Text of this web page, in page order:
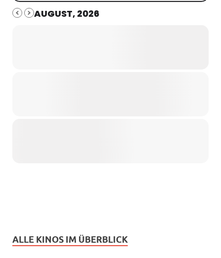
AUGUST, 2026
ALLE KINOS IM ÜBERBLICK